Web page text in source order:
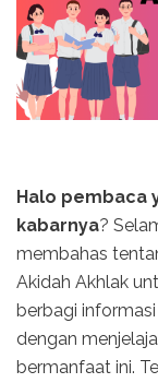
Halo pembaca
kabarnya?
membahas
Akidah Akhlak
berbagi
dengan
bermanfaat ini.